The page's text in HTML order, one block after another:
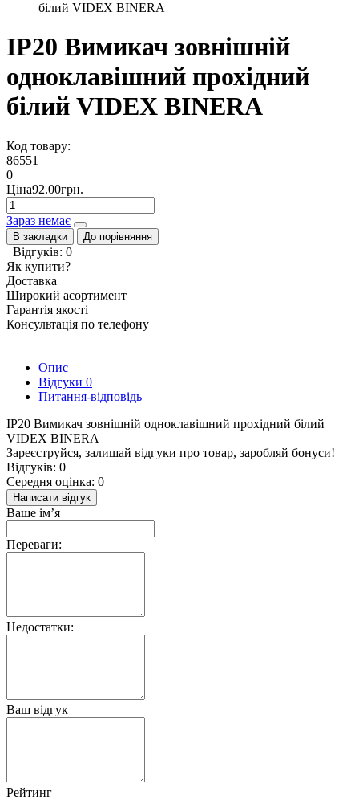
білий VIDEX BINERA
IP20 Вимикач зовнішній
одноклавішний прохідний
білий VIDEX BINERA
Код товару:
86551
0
Ціна92.00грн.
Зараз немає
В закладки До порівняння
Відгуків: 0
Як купити?
Доставка
Широкий асортимент
Гарантія якості
Консультація по телефону
Опис
Відгуки 0
Питання-відповідь
IP20 Вимикач зовнішній одноклавішний прохідний білий
VIDEX BINERA
Зареєструйся, залишай відгуки про товар, заробляй бонуси!
Відгуків: 0
Середня оцінка: 0
Написати відгук
Ваше ім’я
Переваги:
Недостатки:
Ваш відгук
Рейтинг